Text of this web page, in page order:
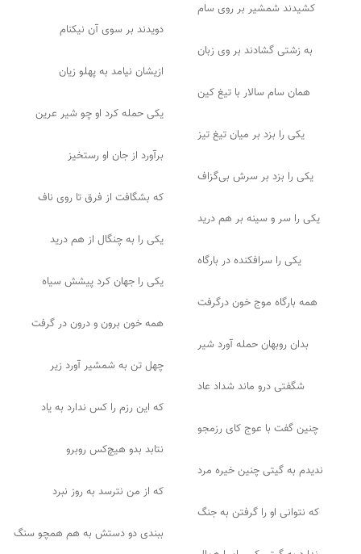
کشیدند شمشیر بر روی سام
دویدند بر سوی آن نیکنام
به زشتی گشادند بر وی زبان
ازیشان نیامد به پهلو زیان
همان سام سالار با تیغ کین
یکی حمله کرد او چو شیر عرین
یکی را بزد بر میان تیغ تیز
برآورد از جان او رستخیز
یکی را بزد بر سرش بی‌گزاف
که بشگافت از فرق تا روی ناف
یکی را سر و سینه بر هم درید
یکی را به چنگال از هم درید
یکی را سرافکنده در بارگاه
یکی را جهان کرد پیشش سیاه
همه بارگاه موج خون درگرفت
همه خون برون و درون در گرفت
بدان روبهان حمله آورد شیر
چهل تن به شمشیر آورد زیر
شگفتی درو ماند شداد عاد
که این رزم را کس ندارد به یاد
چنین گفت با عوج کای رزمجو
نتابد بدو هیچ‌کس روبرو
ندیدم به گیتی چنین خیره مرد
که از من نترسد به روز نبرد
که نتوانی او را گرفتن به جنگ
ببندی دو دستش به هم همچو سنگ